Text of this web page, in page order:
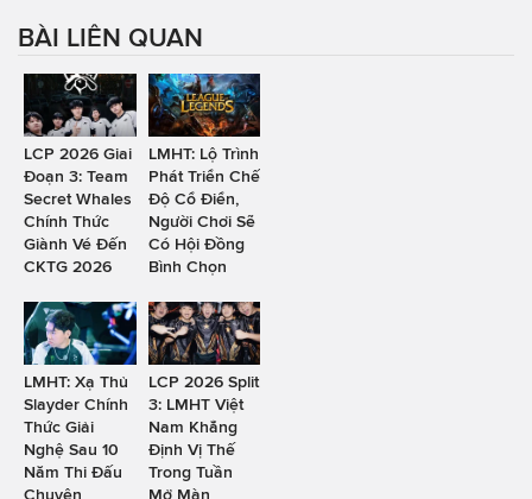
BÀI LIÊN QUAN
LCP 2026 Giai
Đoạn 3: Team
Secret Whales
Chính Thức
Giành Vé Đến
CKTG 2026
LMHT: Lộ Trình
Phát Triển Chế
Độ Cổ Điển,
Người Chơi Sẽ
Có Hội Đồng
Bình Chọn
LMHT: Xạ Thủ
Slayder Chính
Thức Giải
Nghệ Sau 10
Năm Thi Đấu
Chuyên
LCP 2026 Split
3: LMHT Việt
Nam Khẳng
Định Vị Thế
Trong Tuần
Mở Màn